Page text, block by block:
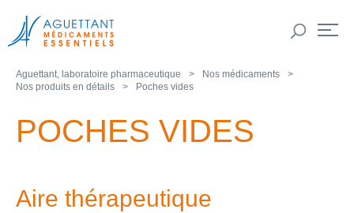
Aguettant, laboratoire pharmaceutique
Nos médicaments
Nos produits en détails
Poches vides
POCHES VIDES
Aire thérapeutique